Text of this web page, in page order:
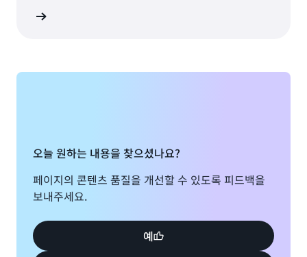
오늘 원하는 내용을 찾으셨나요?
페이지의 콘텐츠 품질을 개선할 수 있도록 피드백을
보내주세요.
예